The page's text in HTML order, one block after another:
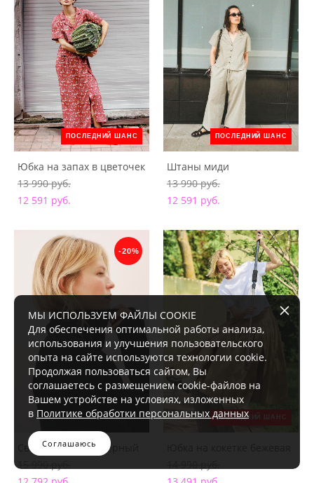
ПОСЛЕДНИЙ ШАНС
Юбка на запах в цветочек
13 990 pуб.
12 591 pуб.
ПОСЛЕДНИЙ ШАНС
Штаны миди
13 990 pуб.
12 591 pуб.
-20%
Свитер с горлом чёрный
15 990 pуб.
ПОСЛЕДНИЙ ШАНС
МЫ ИСПОЛЬЗУЕМ ФАЙЛЫ COOKIE
Для обеспечения оптимальной работы анализа,
использования и улучшения пользовательского
опыта на сайте используются технологии cookie.
Продолжая пользоваться сайтом, Вы
соглашаетесь с размещением cookie-файлов на
Вашем устройстве на условиях, изложенных
в Политике обработки персональных данных
Соглашаюсь